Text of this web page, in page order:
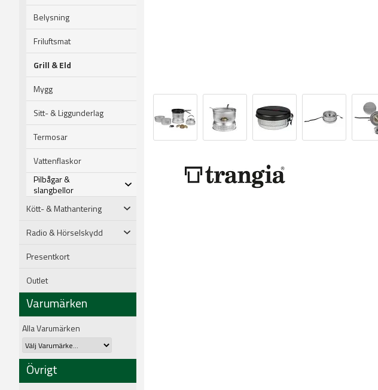
Belysning
Friluftsmat
Grill & Eld
Mygg
Sitt- & Liggunderlag
Termosar
Vattenflaskor
Pilbågar &
slangbellor
Kött- & Mathantering
Radio & Hörselskydd
Presentkort
Outlet
Varumärken
Alla Varumärken
Övrigt